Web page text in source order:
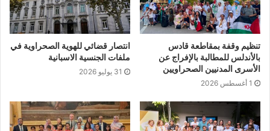
تنظيم وقفة بمقاطعة قادس
بالأندلس للمطالبة بالإفراج عن
الأسرى المدنيين الصحراويين
1 أغسطس 2026
انتصار قضائي للهوية الصحراوية في
ملفات الجنسية الاسبانية
31 يوليو 2026